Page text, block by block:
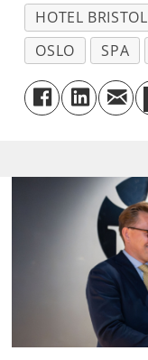
HOTEL BRISTOL
OSLO
SPA